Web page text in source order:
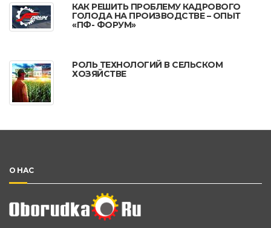
КАК РЕШИТЬ ПРОБЛЕМУ КАДРОВОГО
ГОЛОДА НА ПРОИЗВОДСТВЕ – ОПЫТ
«ПФ- ФОРУМ»
РОЛЬ ТЕХНОЛОГИЙ В СЕЛЬСКОМ
ХОЗЯЙСТВЕ
О НАС